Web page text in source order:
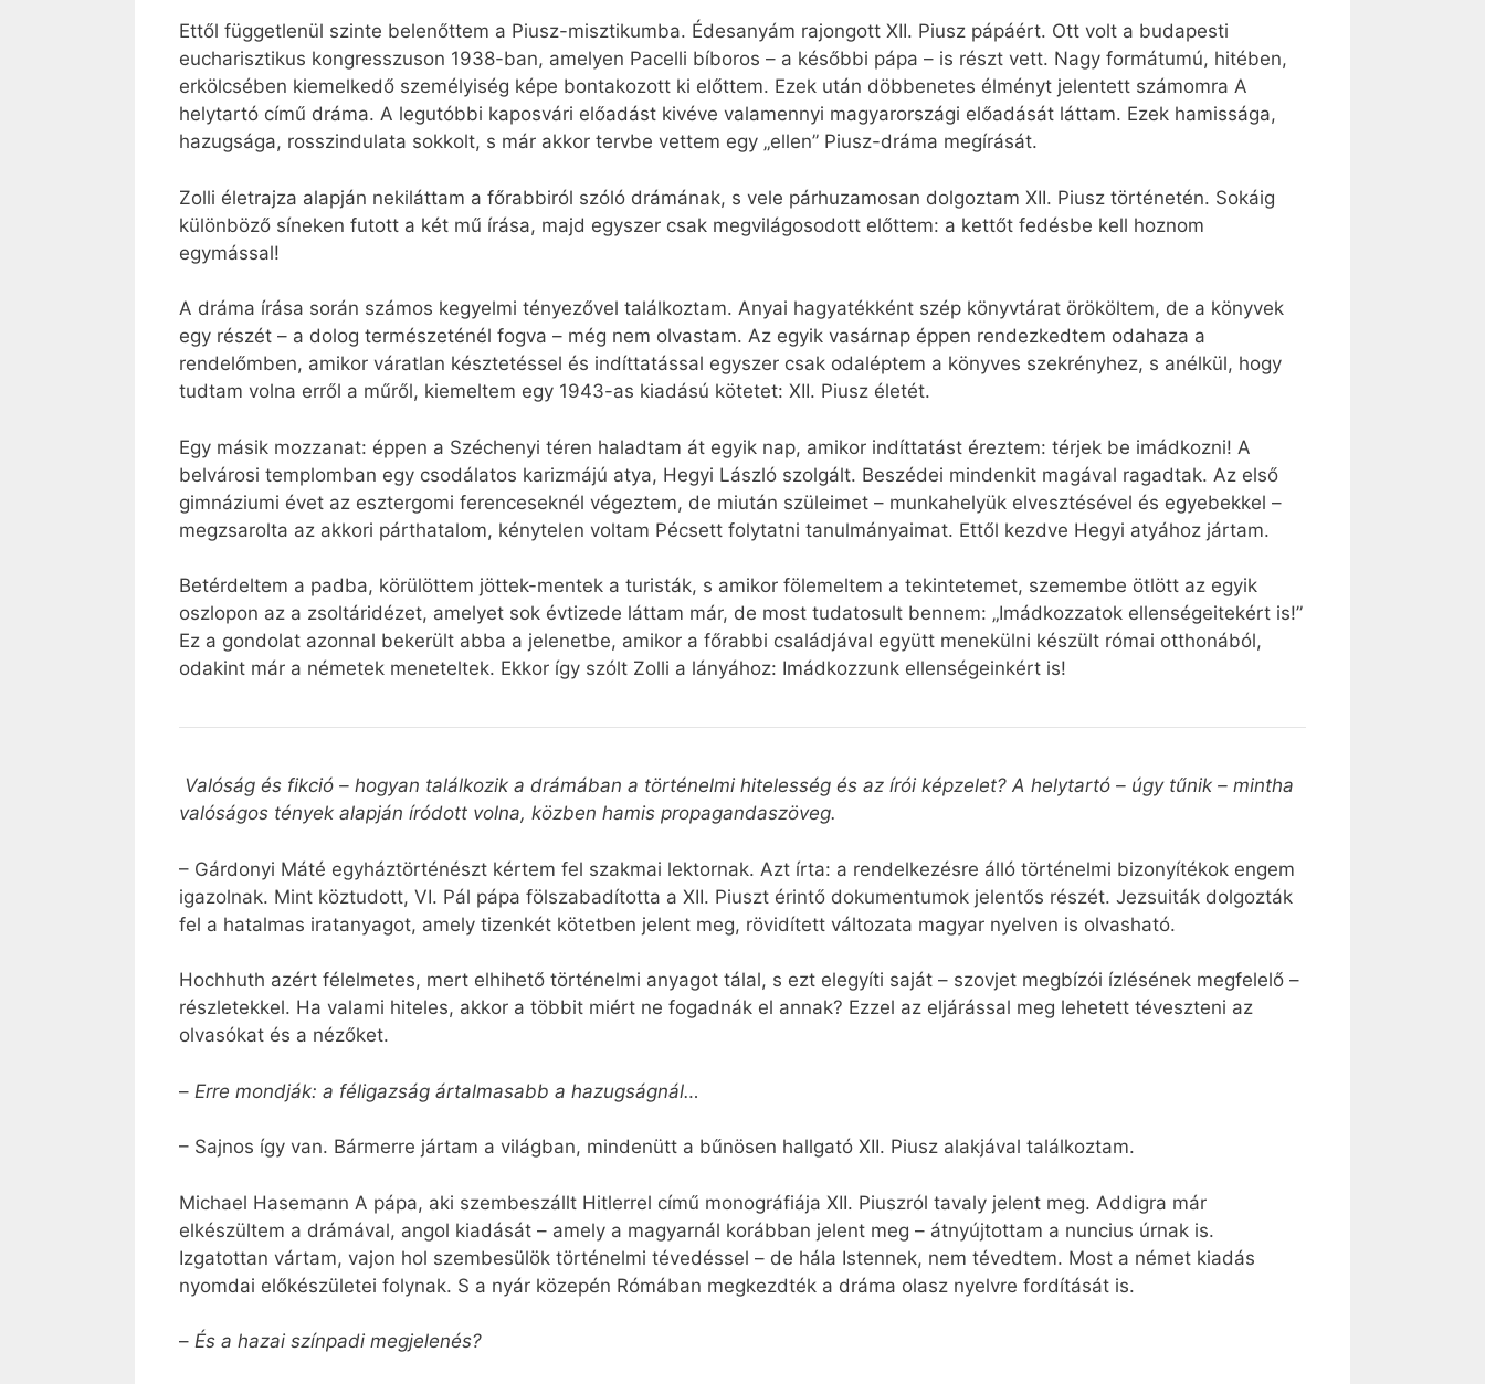
Ettől függetlenül szinte belenőttem a Piusz-misztikumba. Édesanyám rajongott XII. Piusz pápáért. Ott volt a budapesti
eucharisztikus kongresszuson 1938-ban, amelyen Pacelli bíboros – a későbbi pápa – is részt vett. Nagy formátumú, hitében,
erkölcsében kiemelkedő személyiség képe bontakozott ki előttem. Ezek után döbbenetes élményt jelentett számomra A
helytartó című dráma. A legutóbbi kaposvári előadást kivéve valamennyi magyarországi előadását láttam. Ezek hamissága,
hazugsága, rosszindulata sokkolt, s már akkor tervbe vettem egy „ellen” Piusz-dráma megírását.
Zolli életrajza alapján nekiláttam a főrabbiról szóló drámának, s vele párhuzamosan dolgoztam XII. Piusz történetén. Sokáig
különböző síneken futott a két mű írása, majd egyszer csak megvilágosodott előttem: a kettőt fedésbe kell hoznom
egymással!
A dráma írása során számos kegyelmi tényezővel találkoztam. Anyai hagyatékként szép könyvtárat örököltem, de a könyvek
egy részét – a dolog természeténél fogva – még nem olvastam. Az egyik vasárnap éppen rendezkedtem odahaza a
rendelőmben, amikor váratlan késztetéssel és indíttatással egyszer csak odaléptem a könyves szekrényhez, s anélkül, hogy
tudtam volna erről a műről, kiemeltem egy 1943-as kiadású kötetet: XII. Piusz életét.
Egy másik mozzanat: éppen a Széchenyi téren haladtam át egyik nap, amikor indíttatást éreztem: térjek be imádkozni! A
belvárosi templomban egy csodálatos karizmájú atya, Hegyi László szolgált. Beszédei mindenkit magával ragadtak. Az első
gimnáziumi évet az esztergomi ferenceseknél végeztem, de miután szüleimet – munkahelyük elvesztésével és egyebekkel –
megzsarolta az akkori párthatalom, kénytelen voltam Pécsett folytatni tanulmányaimat. Ettől kezdve Hegyi atyához jártam.
Betérdeltem a padba, körülöttem jöttek-mentek a turisták, s amikor fölemeltem a tekintetemet, szemembe ötlött az egyik
oszlopon az a zsoltáridézet, amelyet sok évtizede láttam már, de most tudatosult bennem: „Imádkozzatok ellenségeitekért is!”
Ez a gondolat azonnal bekerült abba a jelenetbe, amikor a főrabbi családjával együtt menekülni készült római otthonából,
odakint már a németek meneteltek. Ekkor így szólt Zolli a lányához: Imádkozzunk ellenségeinkért is!
Valóság és fikció – hogyan találkozik a drámában a történelmi hitelesség és az írói képzelet? A helytartó – úgy tűnik – mintha
valóságos tények alapján íródott volna, közben hamis propagandaszöveg.
– Gárdonyi Máté egyháztörténészt kértem fel szakmai lektornak. Azt írta: a rendelkezésre álló történelmi bizonyítékok engem
igazolnak. Mint köztudott, VI. Pál pápa fölszabadította a XII. Piuszt érintő dokumentumok jelentős részét. Jezsuiták dolgozták
fel a hatalmas iratanyagot, amely tizenkét kötetben jelent meg, rövidített változata magyar nyelven is olvasható.
Hochhuth azért félelmetes, mert elhihető történelmi anyagot tálal, s ezt elegyíti saját – szovjet megbízói ízlésének megfelelő –
részletekkel. Ha valami hiteles, akkor a többit miért ne fogadnák el annak? Ezzel az eljárással meg lehetett téveszteni az
olvasókat és a nézőket.
– Erre mondják: a féligazság ártalmasabb a hazugságnál…
– Sajnos így van. Bármerre jártam a világban, mindenütt a bűnösen hallgató XII. Piusz alakjával találkoztam.
Michael Hasemann A pápa, aki szembeszállt Hitlerrel című monográfiája XII. Piuszról tavaly jelent meg. Addigra már
elkészültem a drámával, angol kiadását – amely a magyarnál korábban jelent meg – átnyújtottam a nuncius úrnak is.
Izgatottan vártam, vajon hol szembesülök történelmi tévedéssel – de hála Istennek, nem tévedtem. Most a német kiadás
nyomdai előkészületei folynak. S a nyár közepén Rómában megkezdték a dráma olasz nyelvre fordítását is.
– És a hazai színpadi megjelenés?